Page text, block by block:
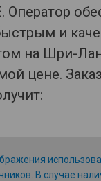
Оператор
и
на Шри-
цене.
В случае